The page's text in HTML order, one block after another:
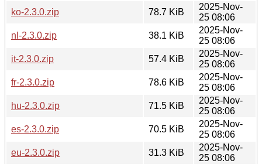
ko-2.3.0.zip
78.7 KiB
2025-Nov-
25 08:06
nl-2.3.0.zip
38.1 KiB
2025-Nov-
25 08:06
it-2.3.0.zip
57.4 KiB
2025-Nov-
25 08:06
fr-2.3.0.zip
78.6 KiB
2025-Nov-
25 08:06
hu-2.3.0.zip
71.5 KiB
2025-Nov-
25 08:06
es-2.3.0.zip
70.5 KiB
2025-Nov-
25 08:06
eu-2.3.0.zip
31.3 KiB
2025-Nov-
25 08:06